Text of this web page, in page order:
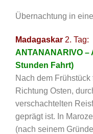
Übernachtung in
Madagaskar 2. Tag:
ANTANANARIVO –
Stunden Fahrt)
Nach dem
Richtung Osten,
verschachtelten
geprägt ist. In
(nach seinem